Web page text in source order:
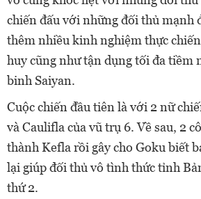
chiến đấu với những đối thủ mạnh
thêm nhiều kinh nghiệm thực
huy cũng như tận dụng tối đa tiềm
binh Saiyan.
Cuộc chiến đầu tiên là với 2 nữ
và Caulifla của vũ trụ 6. Về sau, 2
thành Kefla rồi gây cho Goku biết
lại giúp đối thủ vô tình thức tỉnh
thứ 2.